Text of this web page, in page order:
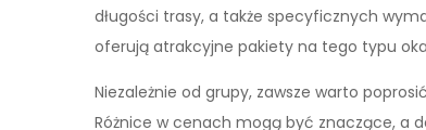
długości trasy, a także specyficznych
oferują atrakcyjne pakiety na tego typu
Niezależnie od grupy, zawsze warto
Różnice w cenach mogą być znaczące, a